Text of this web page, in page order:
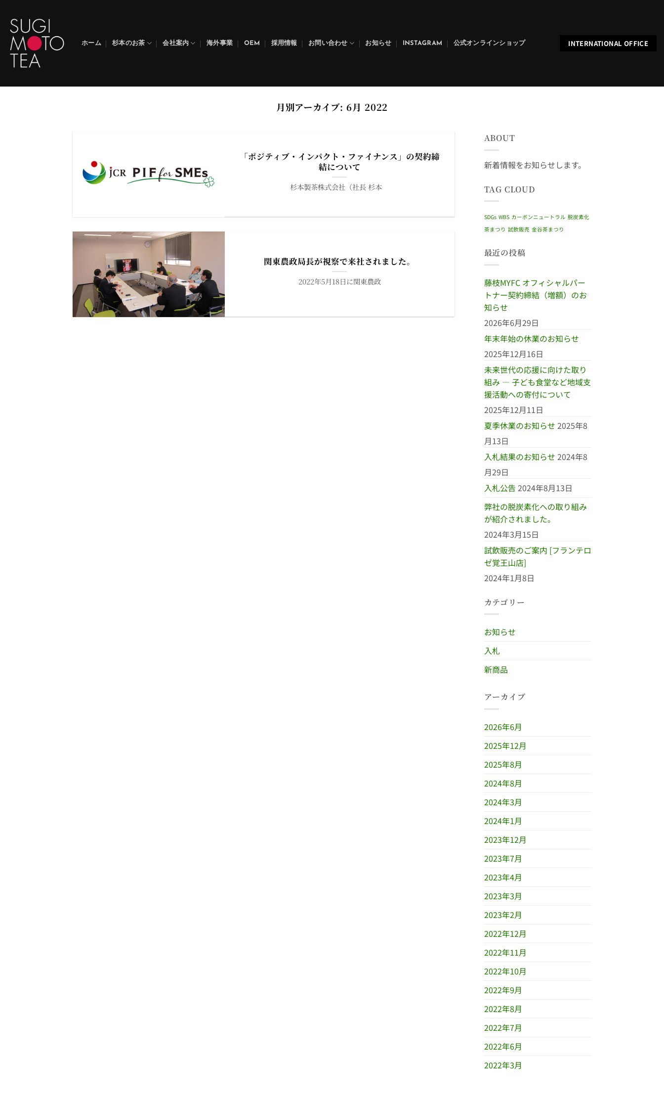
content
ホーム 杉本のお茶 会社案内 海外事業 OEM 採用情報 お問い合わせ お知らせ INSTAGRAM 公式オンラインショップ INTERNATIONAL OFFICE
月別アーカイブ: 6月 2022
「ポジティブ・インパクト・ファイナンス」の契約締
結について
杉本製茶株式会社（社長 杉本
関東農政局長が視察で来社されました。
2022年5月18日に関東農政
ABOUT
新着情報をお知らせします。
TAG CLOUD
SDGs WBS カーボンニュートラル 脱炭素化
茶まつり 試飲販売 金谷茶まつり
最近の投稿
藤枝MYFC オフィシャルパー
トナー契約締結（増額）のお
知らせ
2026年6月29日
年末年始の休業のお知らせ
2025年12月16日
未来世代の応援に向けた取り
組み ― 子ども食堂など地域支
援活動への寄付について
2025年12月11日
夏季休業のお知らせ 2025年8
月13日
入札結果のお知らせ 2024年8
月29日
入札公告 2024年8月13日
弊社の脱炭素化への取り組み
が紹介されました。
2024年3月15日
試飲販売のご案内 [フランテロ
ゼ覚王山店]
2024年1月8日
カテゴリー
お知らせ
入札
新商品
アーカイブ
2026年6月
2025年12月
2025年8月
2024年8月
2024年3月
2024年1月
2023年12月
2023年7月
2023年4月
2023年3月
2023年2月
2022年12月
2022年11月
2022年10月
2022年9月
2022年8月
2022年7月
2022年6月
2022年3月